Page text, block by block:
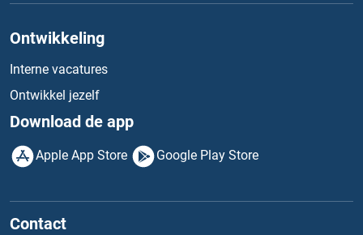
Ontwikkeling
Interne vacatures
Ontwikkel jezelf
Download de app
Apple App Store Google Play Store
Contact